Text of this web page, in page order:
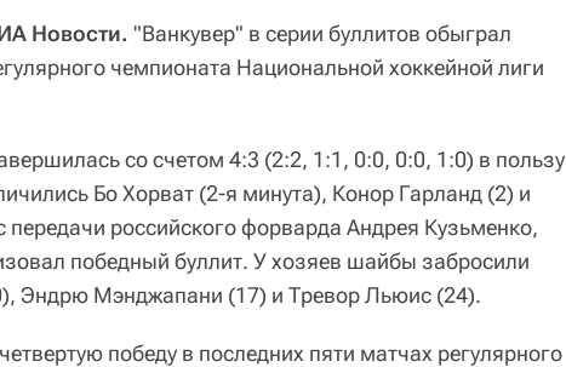
Новости. "Ванкувер" в серии буллитов обыграл
чемпионата Национальной хоккейной лиги
со счетом 4:3 (2:2, 1:1, 0:0, 0:0, 1:0) в пользу
Бо Хорват (2-я минута), Конор Гарланд (2) и
российского форварда Андрея Кузьменко,
победный буллит. У хозяев шайбы забросили
Эндрю Мэнджапани (17) и Тревор Льюис (24).
победу в последних пяти матчах регулярного